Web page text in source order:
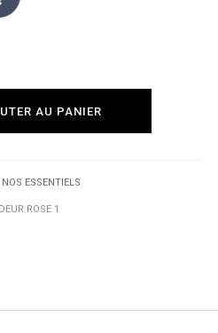
AU PANIER
NOS ESSENTIELS
ROSE 1